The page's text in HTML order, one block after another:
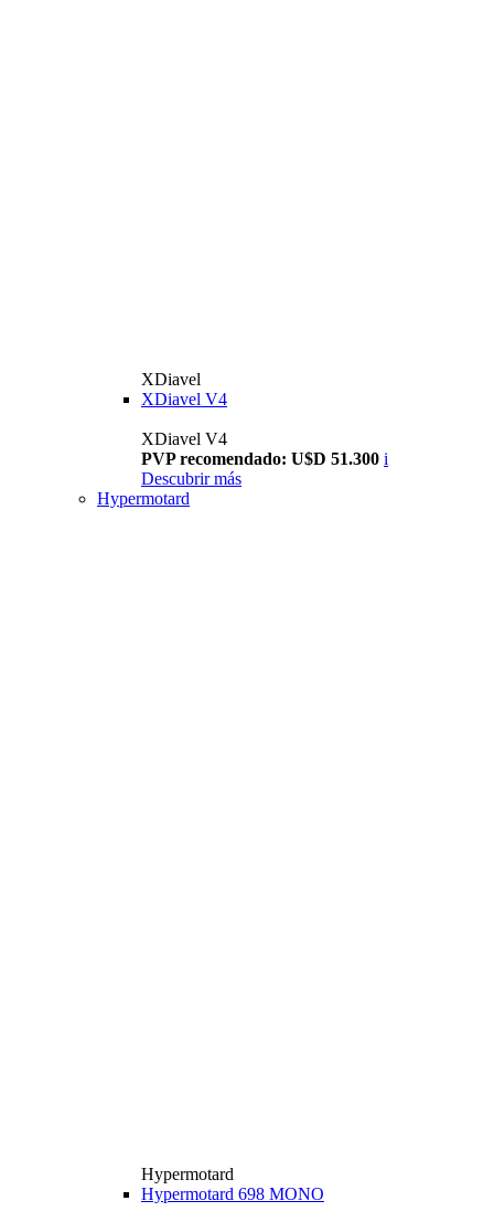
XDiavel
XDiavel V4
XDiavel V4
PVP recomendado: U$D 51.300 i
Descubrir más
Hypermotard
Hypermotard
Hypermotard 698 MONO